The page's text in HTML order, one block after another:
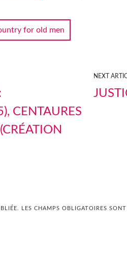
for old men
CENTAURES
NEXT
LES CHAMPS OBLIGATOIRES